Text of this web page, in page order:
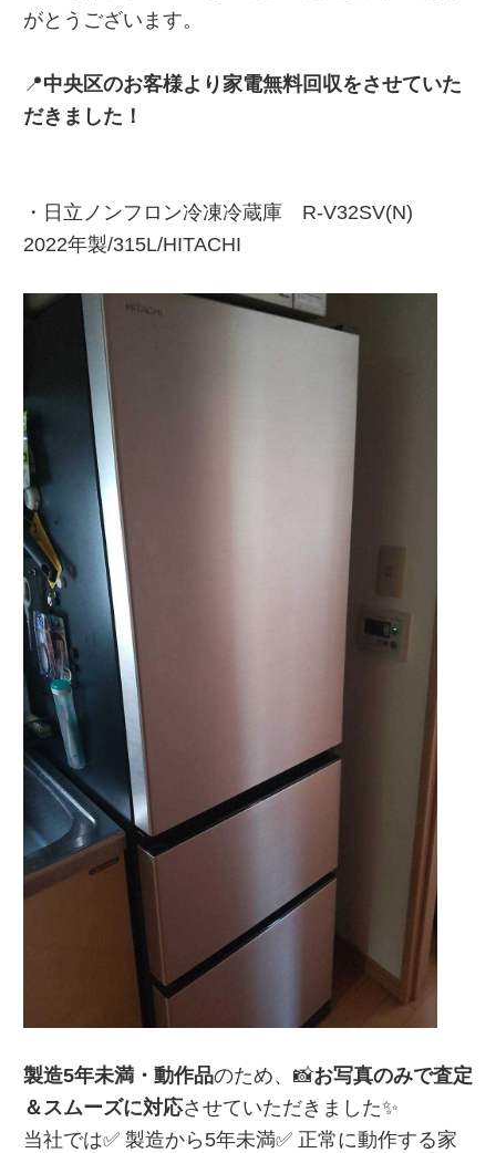
がとうございます。
📍中央区のお客様より家電無料回収をさせていた
だきました！
・日立ノンフロン冷凍冷蔵庫 R-V32SV(N)
2022年製/315L/HITACHI
製造5年未満・動作品のため、📸お写真のみで査定
＆スムーズに対応させていただきました✨
当社では✅ 製造から5年未満✅ 正常に動作する家